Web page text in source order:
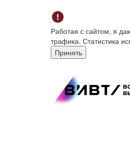
Работая с сайтом, я
трафика. Статистика
Принять